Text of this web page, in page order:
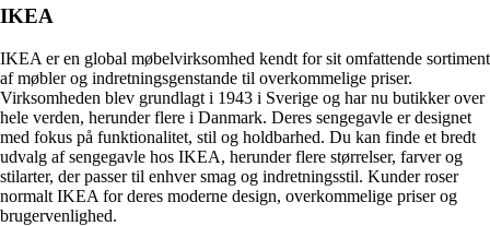
IKEA
IKEA er en global møbelvirksomhed kendt for sit omfattende sortiment
af møbler og indretningsgenstande til overkommelige priser.
Virksomheden blev grundlagt i 1943 i Sverige og har nu butikker over
hele verden, herunder flere i Danmark. Deres sengegavle er designet
med fokus på funktionalitet, stil og holdbarhed. Du kan finde et bredt
udvalg af sengegavle hos IKEA, herunder flere størrelser, farver og
stilarter, der passer til enhver smag og indretningsstil. Kunder roser
normalt IKEA for deres moderne design, overkommelige priser og
brugervenlighed.